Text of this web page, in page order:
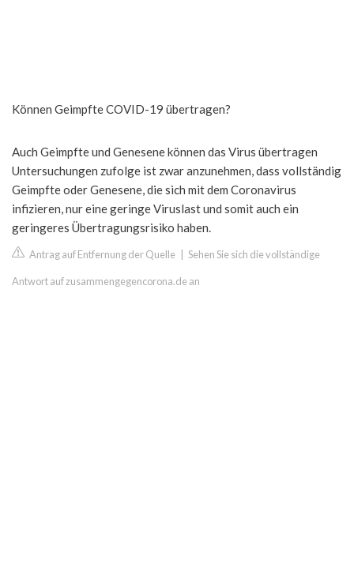
Können Geimpfte COVID-19 übertragen?
Auch Geimpfte und Genesene können das Virus übertragen
Untersuchungen zufolge ist zwar anzunehmen, dass vollständig
Geimpfte oder Genesene, die sich mit dem Coronavirus
infizieren, nur eine geringe Viruslast und somit auch ein
geringeres Übertragungsrisiko haben.
Antrag auf Entfernung der Quelle Sehen Sie sich die vollständige
Antwort auf zusammengegencorona.de an